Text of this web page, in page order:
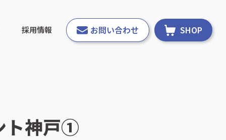
採用情報 お問い合わせ SHOP
ト神戸①